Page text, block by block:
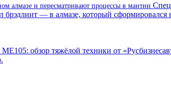
алмазе и пересматривают процессы в мантии
— в алмазе, который
обзор тяжёлой техники от